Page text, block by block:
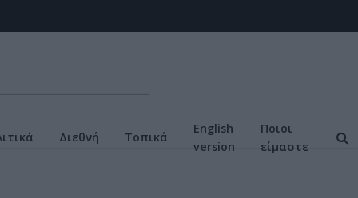
Διεθνή Τοπικά
English
version
Ποιοι
είμαστε